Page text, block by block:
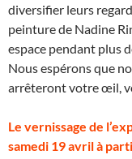
diversifier leurs
peinture de Nadine
espace pendant plus
Nous espérons que
arrêteront votre œil,
Le vernissage de
samedi 19 avril à